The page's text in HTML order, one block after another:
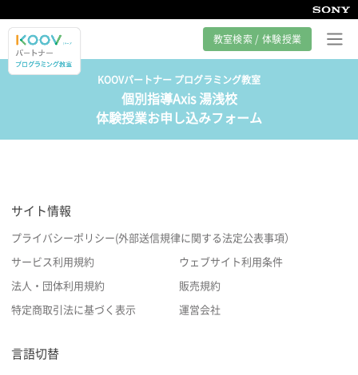
教室検索 / 体験授業
プログラミング教室とは
カリキュラム紹介
サポート
KOOVパートナー プログラミング教室
個別指導Axis 湯浅校
体験授業お申し込みフォーム
サイト情報
プライバシーポリシー(外部送信規律に関する法定公表事項）
サービス利用規約 ウェブサイト利用条件
法人・団体利用規約 販売規約
特定商取引法に基づく表示 運営会社
言語切替